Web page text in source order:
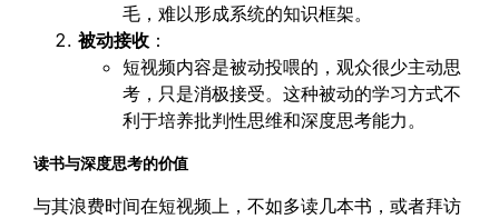
毛，难以形成系统的知识框架。
被动接收 ：
短视频内容是被动投喂的，观众很少主动思
考，只是消极接受。这种被动的学习方式不
利于培养批判性思维和深度思考能力。
读书与深度思考的价值
与其浪费时间在短视频上，不如多读几本书，或者拜访